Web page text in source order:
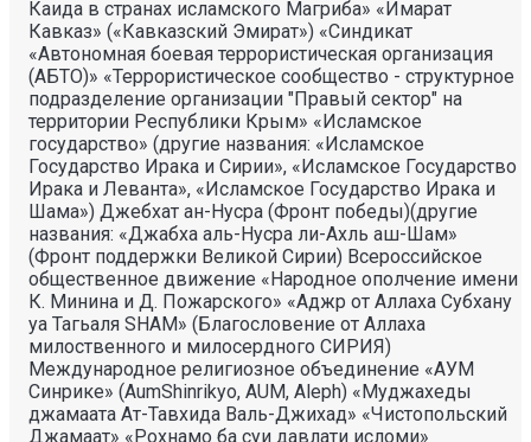
Каида в странах исламского Магриба» «Имарат
Кавказ» («Кавказский Эмират») «Синдикат
«Автономная боевая террористическая организация
(АБТО)» «Террористическое сообщество - структурное
подразделение организации "Правый сектор" на
территории Республики Крым» «Исламское
государство» (другие названия: «Исламское
Государство Ирака и Сирии», «Исламское Государство
Ирака и Леванта», «Исламское Государство Ирака и
Шама») Джебхат ан-Нусра (Фронт победы)(другие
названия: «Джабха аль-Нусра ли-Ахль аш-Шам»
(Фронт поддержки Великой Сирии) Всероссийское
общественное движение «Народное ополчение имени
К. Минина и Д. Пожарского» «Аджр от Аллаха Субхану
уа Тагьаля SHAM» (Благословение от Аллаха
милоственного и милосердного СИРИЯ)
Международное религиозное объединение «АУМ
Синрике» (AumShinrikyo, AUM, Aleph) «Муджахеды
джамаата Ат-Тавхида Валь-Джихад» «Чистопольский
Джамаат» «Рохнамо ба суи давлати исломи»